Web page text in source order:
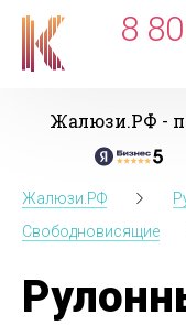
8
Жалюзи.РФ -
Жалюзи.РФ
Свободновисящие